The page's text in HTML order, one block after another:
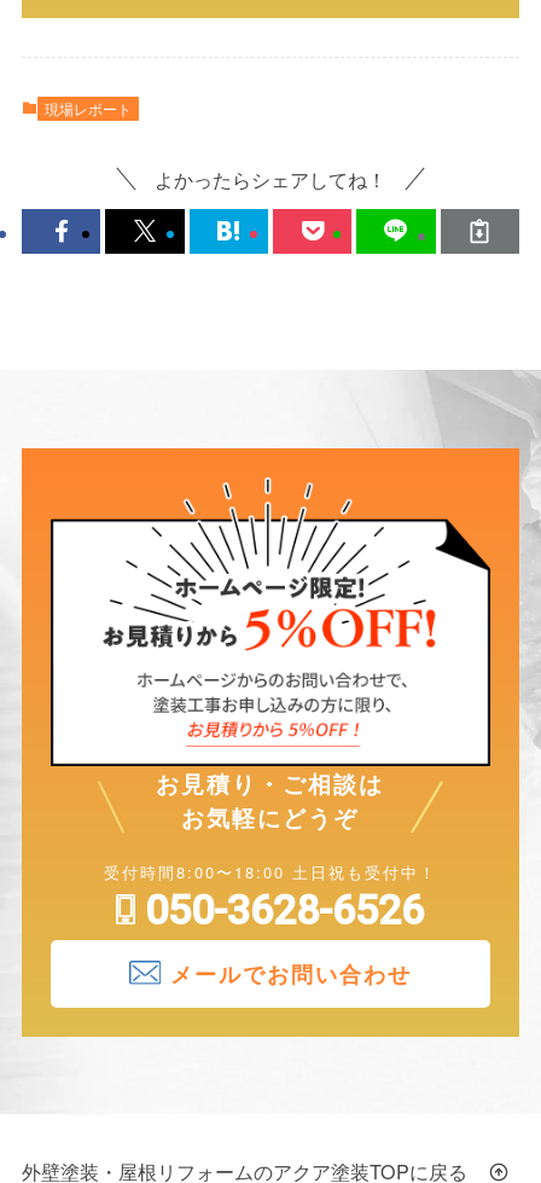
現場レポート
よかったらシェアしてね！
お見積り・ご相談は
お気軽にどうぞ
受付時間8:00〜18:00 土日祝も受付中！
050-3628-6526
メールでお問い合わせ
外壁塗装・屋根リフォームのアクア塗装TOPに戻る